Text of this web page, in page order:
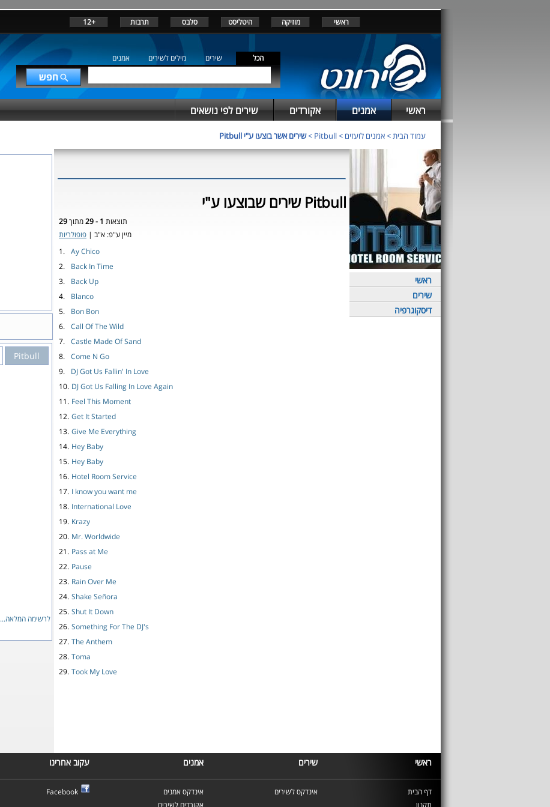
ראשי מוזיקה היטליסט סלבס תרבות +12
הכל שירים מילים לשירים אמנים
ראשי אמנים אקורדים שירים לפי נושאים
עמוד הבית>אמנים לועזים >
Pitbull
>שירים אשר בוצעו ע"י Pitbull
ראשי
שירים
דיסקוגרפיה
שירים שבוצעו ע"י Pitbull
תוצאות 1 - 29 מתוך29
מיין ע"פ: א"ב | פופולריות
1. Ay Chico
2.
Back In Time
3.
Back Up
4.
Blanco
5.
Bon Bon
6. Call Of The Wild
7. Castle Made Of Sand
8. Come N Go
9.
DJ Got Us Fallin' In Love
10. DJ Got Us Falling In Love Again
11. Feel This Moment
12. Get It Started
13. Give Me Everything
14. Hey Baby
15. Hey Baby
16. Hotel Room Service
17. I know you want me
18. International Love
19. Krazy
20. Mr. Worldwide
21. Pass at Me
22. Pause
23. Rain Over Me
24. Shake Señora
25. Shut It Down
26. Something For The DJ's
27. The Anthem
28. Toma
29. Took My Love
Pitbull
לרשימה המלאה...
ראשי שירים אמנים עקוב אחרינו
דף הבית
תקנון
אינדקס לשירים
אינדקס אמנים
אקורדים לשירים
Facebook